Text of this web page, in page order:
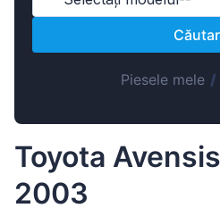
Piesele mele/
Toyota
2003